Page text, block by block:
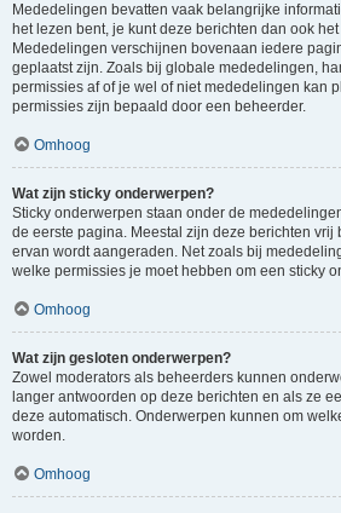
Mededelingen bevatten vaak belangrijke
het lezen bent, je kunt deze berichten dan ook
Mededelingen verschijnen bovenaan iedere
geplaatst zijn. Zoals bij globale mededelingen,
permissies af of je wel of niet mededelingen kan
permissies zijn bepaald door een beheerder.
Omhoog
Wat zijn sticky onderwerpen?
Sticky onderwerpen staan onder de
de eerste pagina. Meestal zijn deze berichten vrij
ervan wordt aangeraden. Net zoals bij
welke permissies je moet hebben om een sticky
Omhoog
Wat zijn gesloten onderwerpen?
Zowel moderators als beheerders kunnen
langer antwoorden op deze berichten en als ze
deze automatisch. Onderwerpen kunnen om
worden.
Omhoog